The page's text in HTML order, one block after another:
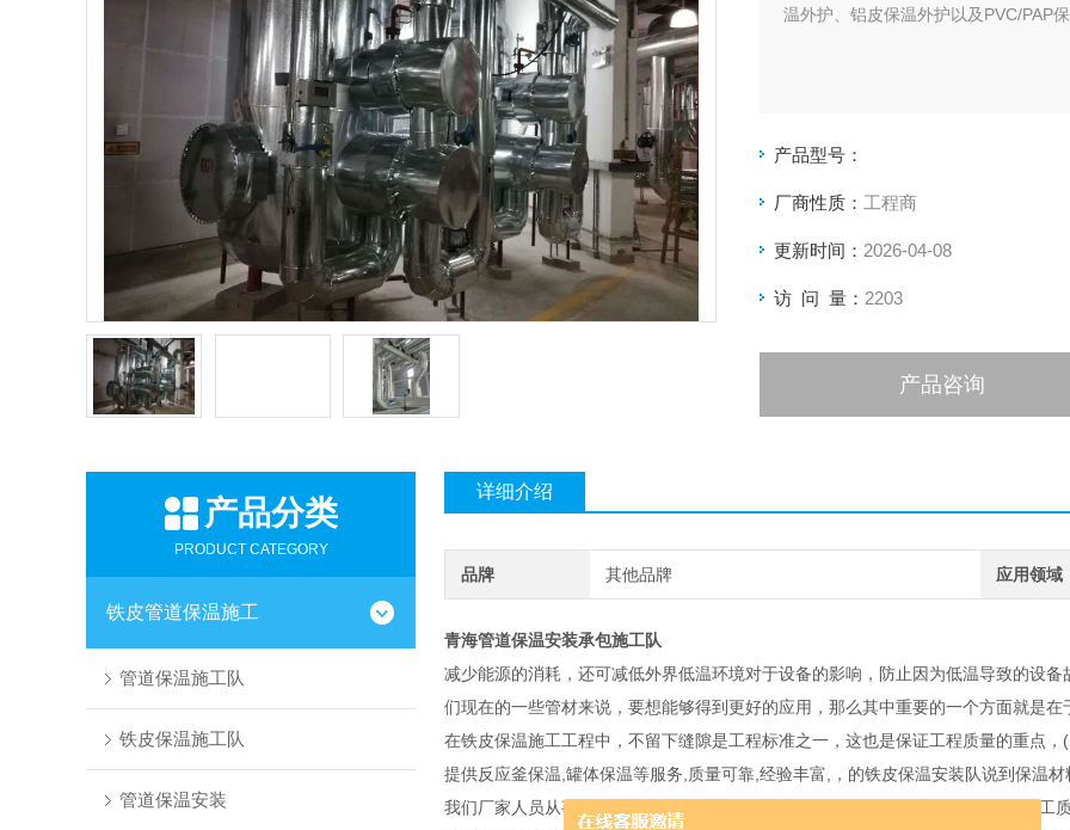
温外护、铝皮保温外护以及PVC/PAP
产品型号：
厂商性质： 工程商
更新时间： 2026-04-08
访 问 量： 2203
产品咨询
产品分类
PRODUCT CATEGORY
铁皮管道保温施工
管道保温施工队
铁皮保温施工队
管道保温安装
详细介绍
品牌 其他品牌 应用领域
青海管道保温安装承包施工队
减少能源的消耗，还可减低外界低温环境对于设备的影响，防止因为低温导致的设
们现在的一些管材来说，要想能够得到更好的应用，那么其中重要的一个方面就是
在铁皮保温施工工程中，不留下缝隙是工程标准之一，这也是保证工程质量的重点
提供反应釜保温,罐体保温等服务,质量可靠,经验丰富,，的铁皮保温安装队说到保温材
我们厂家人员从事管道保温加工多年，在当下的施工成果是符合当下<建筑工程施工